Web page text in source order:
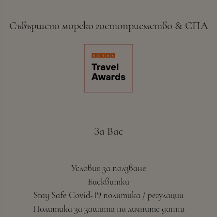
Съвършено морско гостоприемство & СПА
За Вас
Условия за ползване
Бисквитки
Stay Safe Covid-19 политика / регулации
Политика за защита на личните данни